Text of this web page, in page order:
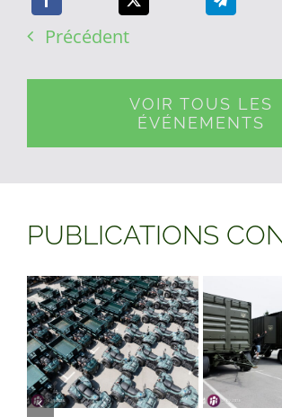
Précédent
VOIR TOUS LES
ÉVÉNEMENTS
PUBLICATIONS